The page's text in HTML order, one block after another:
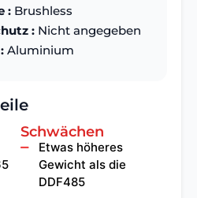
: Brushless
: Nicht angegeben
Aluminium
Schwächen
Etwas höheres
Gewicht als die
DDF485